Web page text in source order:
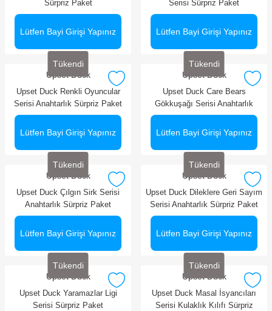
Sürpriz Paket
Lütfen Bayi Girişi Yapınız
Serisi Sürpriz Paket
Lütfen Bayi Girişi Yapınız
Tükendi
Upset Duck
Upset Duck Renkli Oyuncular
Serisi Anahtarlık Sürpriz Paket
Lütfen Bayi Girişi Yapınız
Tükendi
Upset Duck
Upset Duck Care Bears
Gökkuşağı Serisi Anahtarlık
Sürpriz Paket
Lütfen Bayi Girişi Yapınız
Tükendi
Upset Duck
Upset Duck Çılgın Sirk Serisi
Anahtarlık Sürpriz Paket
Lütfen Bayi Girişi Yapınız
Tükendi
Upset Duck
Upset Duck Dileklere Geri Sayım
Serisi Anahtarlık Sürpriz Paket
Lütfen Bayi Girişi Yapınız
Tükendi
Upset Duck
Upset Duck Yaramazlar Ligi
Serisi Sürpriz Paket
Tükendi
Upset Duck
Upset Duck Masal İsyancıları
Serisi Kulaklık Kılıfı Sürpriz